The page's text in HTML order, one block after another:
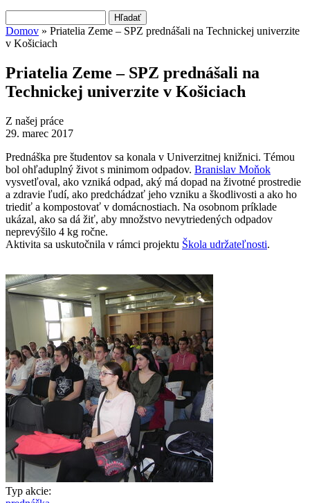
Vyhľadávanie
Nachádzate sa tu
Domov » Priatelia Zeme – SPZ prednášali na Technickej univerzite
v Košiciach
Priatelia Zeme – SPZ prednášali na
Technickej univerzite v Košiciach
Z našej práce
29. marec 2017
Prednáška pre študentov sa konala v Univerzitnej knižnici. Témou
bol ohľaduplný život s minimom odpadov. Branislav Moňok
vysvetľoval, ako vzniká odpad, aký má dopad na životné prostredie
a zdravie ľudí, ako predchádzať jeho vzniku a škodlivosti a ako ho
triediť a kompostovať v domácnostiach. Na osobnom príklade
ukázal, ako sa dá žiť, aby množstvo nevytriedených odpadov
neprevýšilo 4 kg ročne.
Aktivita sa uskutočnila v rámci projektu Škola udržateľnosti.
Typ akcie: